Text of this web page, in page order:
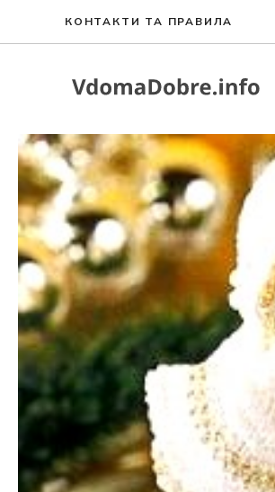
КОНТАКТИ ТА ПРАВИЛА